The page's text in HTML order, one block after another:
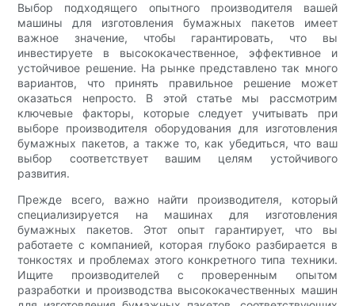
Выбор подходящего опытного производителя вашей
машины для изготовления бумажных пакетов имеет
важное значение, чтобы гарантировать, что вы
инвестируете в высококачественное, эффективное и
устойчивое решение. На рынке представлено так много
вариантов, что принять правильное решение может
оказаться непросто. В этой статье мы рассмотрим
ключевые факторы, которые следует учитывать при
выборе производителя оборудования для изготовления
бумажных пакетов, а также то, как убедиться, что ваш
выбор соответствует вашим целям устойчивого
развития.
Прежде всего, важно найти производителя, который
специализируется на машинах для изготовления
бумажных пакетов. Этот опыт гарантирует, что вы
работаете с компанией, которая глубоко разбирается в
тонкостях и проблемах этого конкретного типа техники.
Ищите производителей с проверенным опытом
разработки и производства высококачественных машин